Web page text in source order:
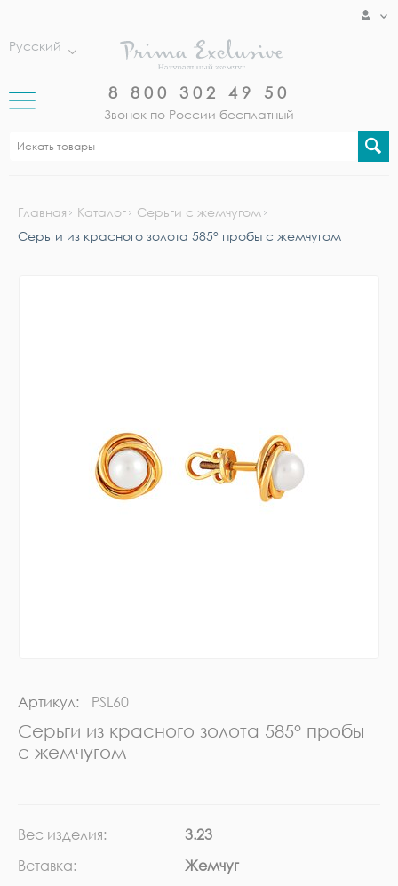
Русский
8 800 302 49 50
Звонок по России бесплатный
Главная Каталог
Серьги с жемчугом
Серьги из красного золота 585° пробы с жемчугом
Артикул: PSL60
Серьги из красного золота 585° пробы
с жемчугом
Вес изделия:
3.23
Вставка:
Жемчуг